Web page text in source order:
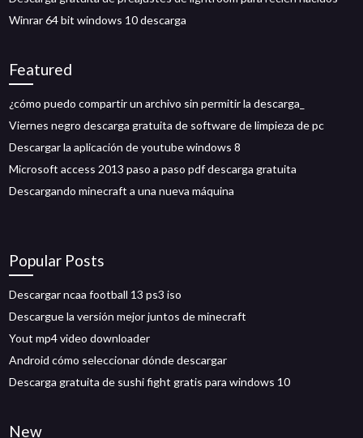
Winrar 64 bit windows 10 descarga
Featured
¿cómo puedo compartir un archivo sin permitir la descarga_
Viernes negro descarga gratuita de software de limpieza de pc
Descargar la aplicación de youtube windows 8
Microsoft access 2013 paso a paso pdf descarga gratuita
Descargando minecraft a una nueva máquina
Popular Posts
Descargar ncaa football 13 ps3 iso
Descargue la versión mejor juntos de minecraft
Yout mp4 video downloader
Android cómo seleccionar dónde descargar
Descarga gratuita de sushi fight gratis para windows 10
New